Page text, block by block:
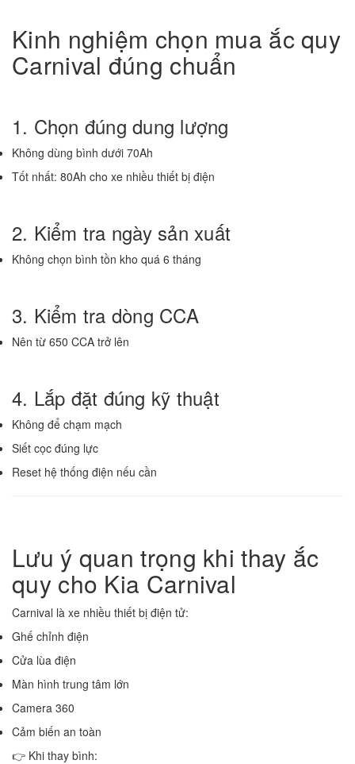
Kinh nghiệm chọn mua ắc quy
Carnival đúng chuẩn
1. Chọn đúng dung lượng
Không dùng bình dưới 70Ah
Tốt nhất: 80Ah cho xe nhiều thiết bị điện
2. Kiểm tra ngày sản xuất
Không chọn bình tồn kho quá 6 tháng
3. Kiểm tra dòng CCA
Nên từ 650 CCA trở lên
4. Lắp đặt đúng kỹ thuật
Không để chạm mạch
Siết cọc đúng lực
Reset hệ thống điện nếu cần
Lưu ý quan trọng khi thay ắc
quy cho Kia Carnival
Carnival là xe nhiều thiết bị điện tử:
Ghế chỉnh điện
Cửa lùa điện
Màn hình trung tâm lớn
Camera 360
Cảm biến an toàn
👉 Khi thay bình: